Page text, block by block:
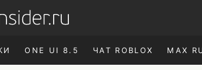
ONE UI 8.5 ЧАТ ROBLOX MAX